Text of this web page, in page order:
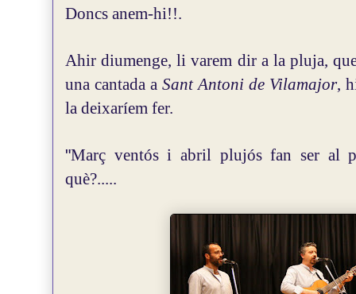
Doncs anem-hi!!.
Ahir diumenge, li varem dir a la pluja,
una cantada a Sant Antoni de Vilamajor,
la deixaríem fer.
"Març ventós i abril plujós fan ser al
què?.....